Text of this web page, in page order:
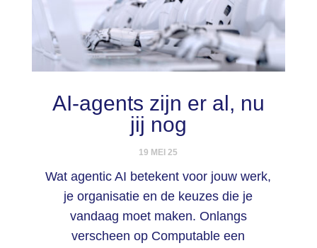
AI-agents zijn er al, nu
jij nog
19 MEI 25
Wat agentic AI betekent voor jouw werk,
je organisatie en de keuzes die je
vandaag moet maken. Onlangs
verscheen op Computable een